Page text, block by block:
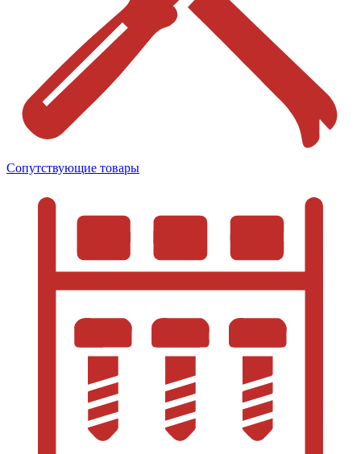
Сопутствующие товары